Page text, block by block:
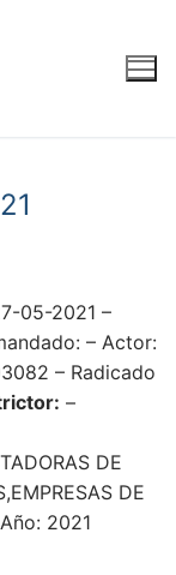
05-2021 –
– Actor:
– Radicado
–
DE
DE
2021